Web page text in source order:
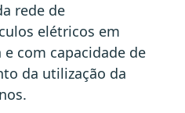
rede de
elétricos em
com capacidade de
da utilização da